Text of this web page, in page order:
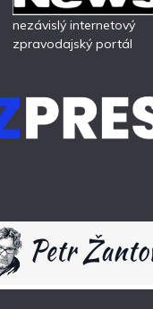
nezávislý internetový
zpravodajský portál